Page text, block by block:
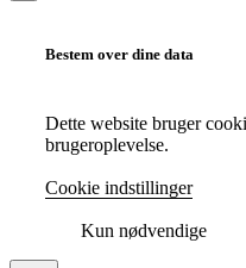
Bestem over dine data
Dette website bruger
brugeroplevelse.
Cookie indstillinger
Kun nødvendige